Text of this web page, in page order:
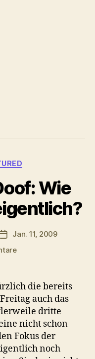
Wie
Veröffentlichungsdatum
Jan. 11, 2009
zu
Wie
blöd
sind
wir
eigentlich?
die bereits
auch das
dritte
nicht schon
Fokus der
noch